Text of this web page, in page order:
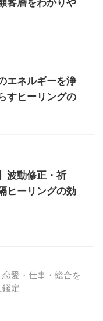
客層をわかりや
エネルギーを浄
すヒーリングの
波動修正・祈
ヒーリングの効
愛・仕事・総合を
定